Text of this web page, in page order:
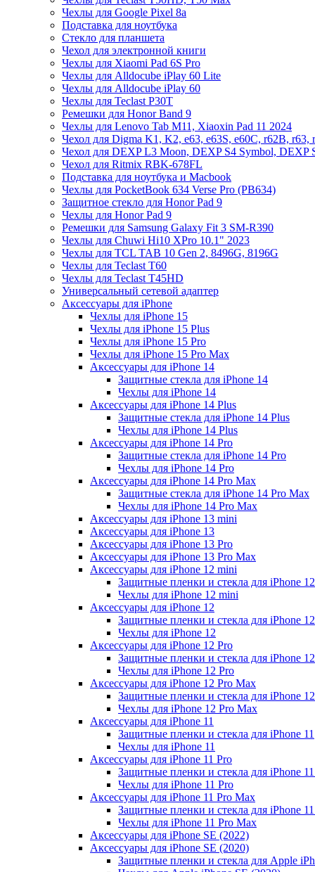
Чехлы для Google Pixel 8a
Подставка для ноутбука
Стекло для планшета
Чехол для электронной книги
Чехлы для Xiaomi Pad 6S Pro
Чехлы для Alldocube iPlay 60 Lite
Чехлы для Alldocube iPlay 60
Чехлы для Teclast P30T
Ремешки для Honor Band 9
Чехлы для Lenovo Tab M11, Xiaoxin Pad 11 2024
Чехол для Digma K1, K2, e63, e63S, e60C, r62B, r63,
Чехол для DEXP L3 Moon, DEXP S4 Symbol, DEXP
Чехол для Ritmix RBK-678FL
Подставка для ноутбука и Macbook
Чехлы для PocketBook 634 Verse Pro (PB634)
Защитное стекло для Honor Pad 9
Чехлы для Honor Pad 9
Ремешки для Samsung Galaxy Fit 3 SM-R390
Чехлы для Chuwi Hi10 XPro 10.1" 2023
Чехлы для TCL TAB 10 Gen 2, 8496G, 8196G
Чехлы для Teclast T60
Чехлы для Teclast T45HD
Универсальный сетевой адаптер
Аксессуары для iPhone
Чехлы для iPhone 15
Чехлы для iPhone 15 Plus
Чехлы для iPhone 15 Pro
Чехлы для iPhone 15 Pro Max
Аксессуары для iPhone 14
Защитные стекла для iPhone 14
Чехлы для iPhone 14
Аксессуары для iPhone 14 Plus
Защитные стекла для iPhone 14 Plus
Чехлы для iPhone 14 Plus
Аксессуары для iPhone 14 Pro
Защитные стекла для iPhone 14 Pro
Чехлы для iPhone 14 Pro
Аксессуары для iPhone 14 Pro Max
Защитные стекла для iPhone 14 Pro Max
Чехлы для iPhone 14 Pro Max
Аксессуары для iPhone 13 mini
Аксессуары для iPhone 13
Аксессуары для iPhone 13 Pro
Аксессуары для iPhone 13 Pro Max
Аксессуары для iPhone 12 mini
Защитные пленки и стекла для iPhone
Чехлы для iPhone 12 mini
Аксессуары для iPhone 12
Защитные пленки и стекла для iPhone 12
Чехлы для iPhone 12
Аксессуары для iPhone 12 Pro
Защитные пленки и стекла для iPhone
Чехлы для iPhone 12 Pro
Аксессуары для iPhone 12 Pro Max
Защитные пленки и стекла для iPhone
Чехлы для iPhone 12 Pro Max
Аксессуары для iPhone 11
Защитные пленки и стекла для iPhone 11
Чехлы для iPhone 11
Аксессуары для iPhone 11 Pro
Защитные пленки и стекла для iPhone
Чехлы для iPhone 11 Pro
Аксессуары для iPhone 11 Pro Max
Защитные пленки и стекла для iPhone
Чехлы для iPhone 11 Pro Max
Аксессуары для iPhone SE (2022)
Аксессуары для iPhone SE (2020)
Защитные пленки и стекла для Apple